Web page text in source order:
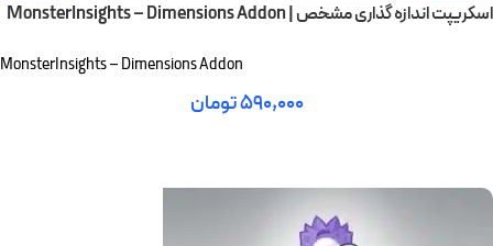
اسکریپت اندازه گذاری مشخص | MonsterInsights – Dimensions Addon
MonsterInsights – Dimensions Addon
۵۹۰,۰۰۰تومان